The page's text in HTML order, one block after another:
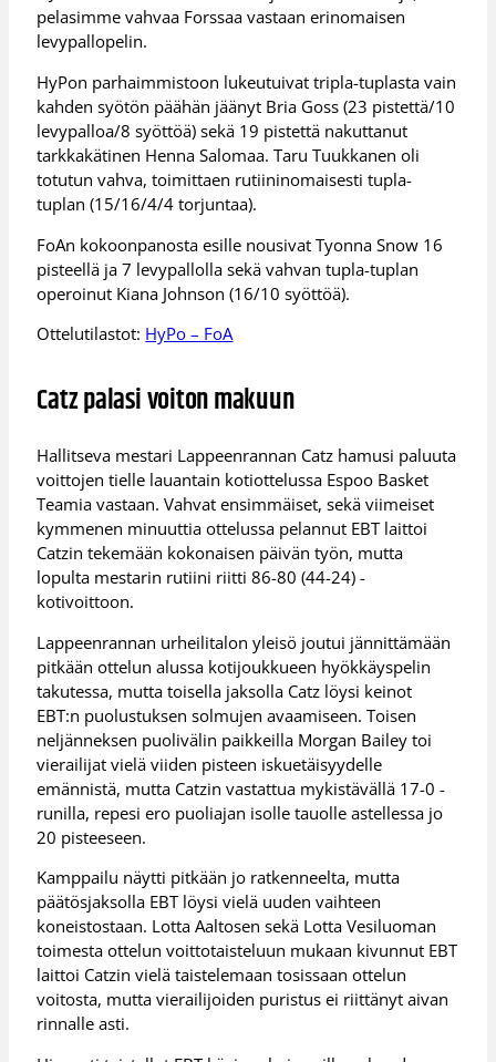
pelasimme vahvaa Forssaa vastaan erinomaisen
levypallopelin.
HyPon parhaimmistoon lukeutuivat tripla-tuplasta vain
kahden syötön päähän jäänyt Bria Goss (23 pistettä/10
levypalloa/8 syöttöä) sekä 19 pistettä nakuttanut
tarkkakätinen Henna Salomaa. Taru Tuukkanen oli
totutun vahva, toimittaen rutiininomaisesti tupla-
tuplan (15/16/4/4 torjuntaa).
FoAn kokoonpanosta esille nousivat Tyonna Snow 16
pisteellä ja 7 levypallolla sekä vahvan tupla-tuplan
operoinut Kiana Johnson (16/10 syöttöä).
Ottelutilastot: HyPo – FoA
Catz palasi voiton makuun
Hallitseva mestari Lappeenrannan Catz hamusi paluuta
voittojen tielle lauantain kotiottelussa Espoo Basket
Teamia vastaan. Vahvat ensimmäiset, sekä viimeiset
kymmenen minuuttia ottelussa pelannut EBT laittoi
Catzin tekemään kokonaisen päivän työn, mutta
lopulta mestarin rutiini riitti 86-80 (44-24) -
kotivoittoon.
Lappeenrannan urheilitalon yleisö joutui jännittämään
pitkään ottelun alussa kotijoukkueen hyökkäyspelin
takutessa, mutta toisella jaksolla Catz löysi keinot
EBT:n puolustuksen solmujen avaamiseen. Toisen
neljänneksen puolivälin paikkeilla Morgan Bailey toi
vierailijat vielä viiden pisteen iskuetäisyydelle
emännistä, mutta Catzin vastattua mykistävällä 17-0 -
runilla, repesi ero puoliajan isolle tauolle astellessa jo
20 pisteeseen.
Kamppailu näytti pitkään jo ratkenneelta, mutta
päätösjaksolla EBT löysi vielä uuden vaihteen
koneistostaan. Lotta Aaltosen sekä Lotta Vesiluoman
toimesta ottelun voittotaisteluun mukaan kivunnut EBT
laittoi Catzin vielä taistelemaan tosissaan ottelun
voitosta, mutta vierailijoiden puristus ei riittänyt aivan
rinnalle asti.